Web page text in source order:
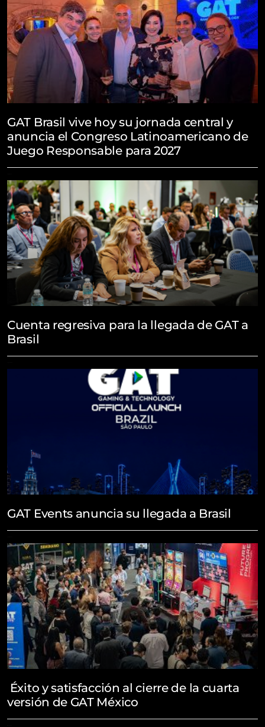
GAT Brasil vive hoy su jornada central y
anuncia el Congreso Latinoamericano de
Juego Responsable para 2027
Cuenta regresiva para la llegada de GAT a
Brasil
GAT Events anuncia su llegada a Brasil
Éxito y satisfacción al cierre de la cuarta
versión de GAT México